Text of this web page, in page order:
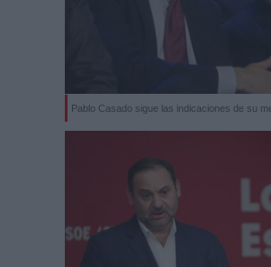
Pablo Casado sigue las indicaciones de su